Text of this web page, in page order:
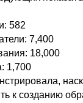
582
7,400
18,000
1,700
к созданию